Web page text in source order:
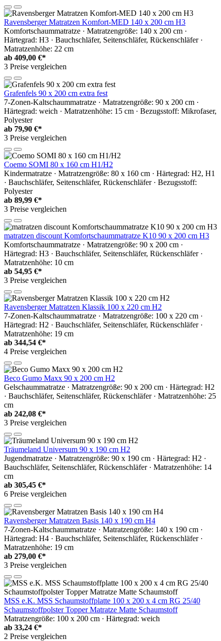
Ravensberger Matratzen Komfort-MED 140 x 200 cm H3
Komfortschaummatratze · Matratzengröße: 140 x 200 cm ·
Härtegrad: H3 · Bauchschläfer, Seitenschläfer, Rückenschläfer ·
Matratzenhöhe: 22 cm
ab 409,00 €*
3 Preise vergleichen
Grafenfels 90 x 200 cm extra fest
7-Zonen-Kaltschaummatratze · Matratzengröße: 90 x 200 cm ·
Härtegrad: weich · Matratzenhöhe: 15 cm · Bezugsstoff: Mikrofaser,
Polyester
ab 79,90 €*
3 Preise vergleichen
Coemo SOMI 80 x 160 cm H1/H2
Kindermatratze · Matratzengröße: 80 x 160 cm · Härtegrad: H2, H1
· Bauchschläfer, Seitenschläfer, Rückenschläfer · Bezugsstoff:
Polyester
ab 89,99 €*
3 Preise vergleichen
matratzen discount Komfortschaummatratze K10 90 x 200 cm H3
Komfortschaummatratze · Matratzengröße: 90 x 200 cm ·
Härtegrad: H3 · Bauchschläfer, Seitenschläfer, Rückenschläfer ·
Matratzenhöhe: 10 cm
ab 54,95 €*
3 Preise vergleichen
Ravensberger Matratzen Klassik 100 x 220 cm H2
7-Zonen-Kaltschaummatratze · Matratzengröße: 100 x 220 cm ·
Härtegrad: H2 · Bauchschläfer, Seitenschläfer, Rückenschläfer ·
Matratzenhöhe: 19 cm
ab 344,54 €*
4 Preise vergleichen
Beco Gumo Maxx 90 x 200 cm H2
Gelschaummatratze · Matratzengröße: 90 x 200 cm · Härtegrad: H2
· Bauchschläfer, Seitenschläfer, Rückenschläfer · Matratzenhöhe: 25
cm
ab 242,08 €*
3 Preise vergleichen
Träumeland Universum 90 x 190 cm H2
Jugendmatratze · Matratzengröße: 90 x 190 cm · Härtegrad: H2 ·
Bauchschläfer, Seitenschläfer, Rückenschläfer · Matratzenhöhe: 14
cm
ab 305,45 €*
6 Preise vergleichen
Ravensberger Matratzen Basis 140 x 190 cm H4
7-Zonen-Kaltschaummatratze · Matratzengröße: 140 x 190 cm ·
Härtegrad: H4 · Bauchschläfer, Seitenschläfer, Rückenschläfer ·
Matratzenhöhe: 19 cm
ab 279,00 €*
3 Preise vergleichen
MSS e.K. MSS Schaumstoffplatte 100 x 200 x 4 cm RG 25/40
Schaumstoffpolster Topper Matratze Matte Schaumstoff
Matratzengröße: 100 x 200 cm · Härtegrad: weich
ab 33,24 €*
2 Preise vergleichen